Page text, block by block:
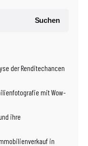
Suchen
der Renditechancen
mit Wow-
ihre
in